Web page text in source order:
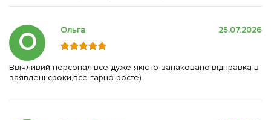
О Ольга 25.07.2026
Ввічливий персонал,все дуже якісно запаковано,відправка в
заявлені сроки,все гарно росте)